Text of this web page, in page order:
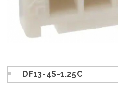
DF13-4S-1.25C